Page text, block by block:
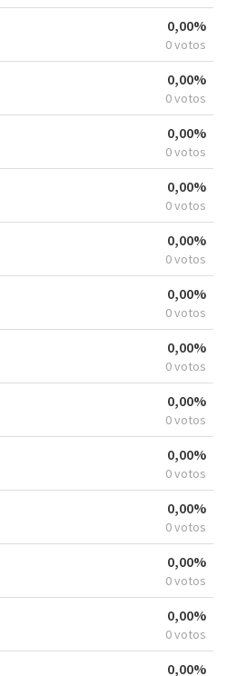
0,00%
0 votos
0,00%
0 votos
0,00%
0 votos
0,00%
0 votos
0,00%
0 votos
0,00%
0 votos
0,00%
0 votos
0,00%
0 votos
0,00%
0 votos
0,00%
0 votos
0,00%
0 votos
0,00%
0 votos
0,00%